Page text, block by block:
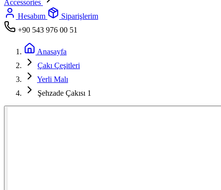
Accessories
Hesabım
Siparişlerim
+90 543 976 00 51
Anasayfa
Çakı Çeşitleri
Yerli Malı
Şehzade Çakısı 1